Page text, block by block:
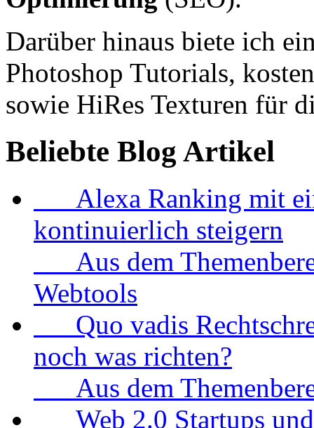
Darüber hinaus biete ich
Photoshop Tutorials,
sowie HiRes Texturen für
Beliebte Blog Artikel
Alexa Ranking mit
kontinuierlich steigern
Aus dem
Webtools
Quo vadis
noch was richten?
Aus dem
Web 2.0 Startups und